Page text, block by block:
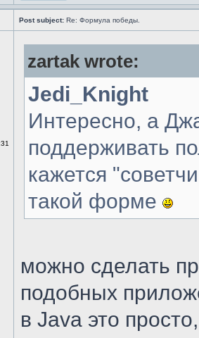
Post subject: Re: Формула победы.
zartak wrote:
Jedi_Knight
Интересно, а
поддерживать
кажется
такой форме
можно сделать
подобных
в Java это